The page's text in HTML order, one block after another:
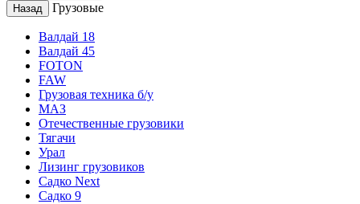
Назад
Грузовые
Валдай 18
Валдай 45
FOTON
FAW
Грузовая техника б/у
МАЗ
Отечественные грузовики
Тягачи
Урал
Лизинг грузовиков
Садко Next
Садко 9